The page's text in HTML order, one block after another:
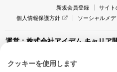
新規会員登録
サイト
個人情報保護方針
ソーシャルメ
運営：株式会社アイデム キャリア
〒160-0022 東京都新宿区新宿1-4-10
クッキーを使用します